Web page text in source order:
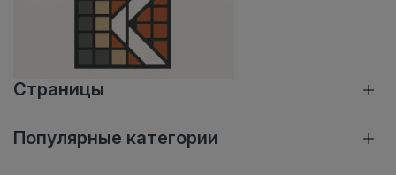
Страницы
Популярные категории